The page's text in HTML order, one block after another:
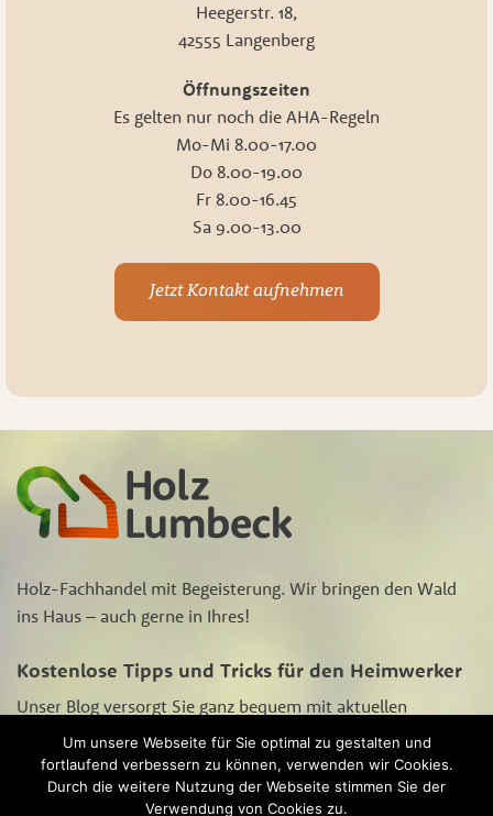
Heegerstr. 18,
42555 Langenberg
Öffnungszeiten
Es gelten nur noch die AHA-Regeln
Mo-Mi 8.00-17.00
Do 8.00-19.00
Fr 8.00-16.45
Sa 9.00-13.00
Jetzt Kontakt aufnehmen
Holz-Fachhandel mit Begeisterung. Wir bringen den Wald
ins Haus – auch gerne in Ihres!
Kostenlose Tipps und Tricks für den Heimwerker
Unser Blog versorgt Sie ganz bequem mit aktuellen
Aktions-Angeboten, Neugigkeiten rund um‘s Heimwerken
und Tipps und Tricks zur Holzpflege und -bearbeitung.
Schauen Sie sichhierunseren Blog an.
Um unsere Webseite für Sie optimal zu gestalten und
fortlaufend verbessern zu können, verwenden wir Cookies.
Durch die weitere Nutzung der Webseite stimmen Sie der
Verwendung von Cookies zu.